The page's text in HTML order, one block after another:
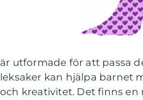
är utformade för att passa
leksaker kan hjälpa barnet
och kreativitet. Det finns en